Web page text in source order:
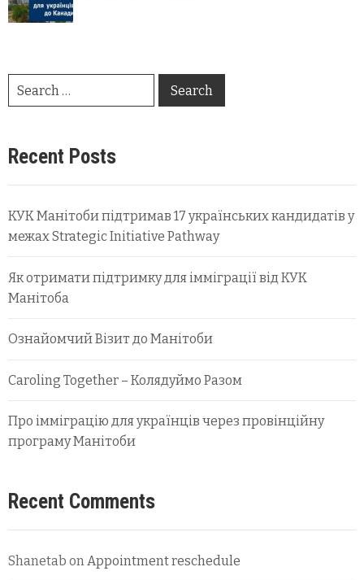
Recent Posts
КУК Манітоби підтримав 17 українських кандидатів у
межах Strategic Initiative Pathway
Як отримати підтримку для імміграції від КУК
Манітоба
Ознайомчий Візит до Манітоби
Caroling Together – Колядуймо Разом
Про імміграцію для українців через провінційну
програму Манітоби
Recent Comments
Shanetab onAppointment reschedule